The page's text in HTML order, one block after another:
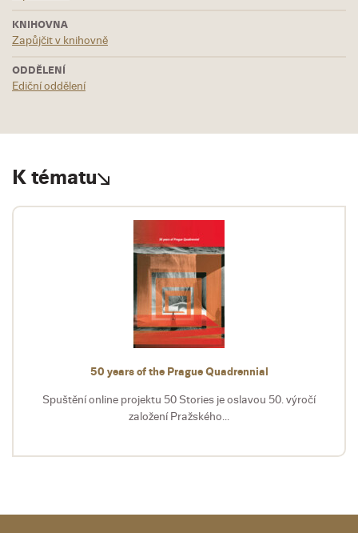
KNIHOVNA
Zapůjčit v knihovně
ODDĚLENÍ
Ediční oddělení
K tématu
50 years of the Prague Quadrennial
Spuštění online projektu 50 Stories je oslavou 50. výročí
založení Pražského...